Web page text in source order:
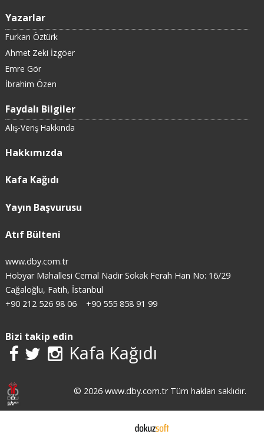
Yazarlar
Furkan Öztürk
Ahmet Zeki İzgöer
Emre Gör
İbrahim Özen
Faydalı Bilgiler
Alış-Veriş Hakkında
Hakkımızda
Kafa Kağıdı
Yayın Başvurusu
Atıf Bülteni
www.dby.com.tr
Hobyar Mahallesi Cemal Nadir Sokak Ferah Han No: 16/29
Cağaloğlu, Fatih, İstanbul
+90 212 526 98 06
+90 555 858 91 99
Bizi takip edin
Kafa Kağıdı
© 2026 www.dby.com.tr Tüm hakları saklıdır.